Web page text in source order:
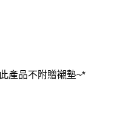
產品不附贈襯墊~*